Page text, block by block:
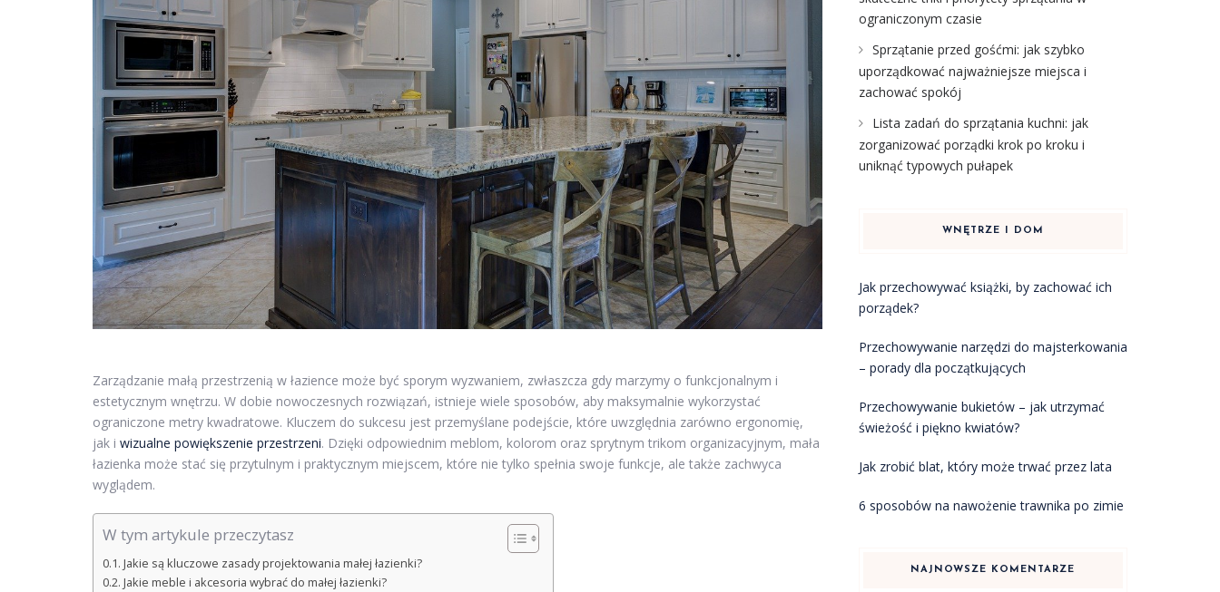
Zarządzanie małą przestrzenią w łazience może być sporym wyzwaniem, zwłaszcza gdy marzymy o funkcjonalnym i
estetycznym wnętrzu. W dobie nowoczesnych rozwiązań, istnieje wiele sposobów, aby maksymalnie wykorzystać
ograniczone metry kwadratowe. Kluczem do sukcesu jest przemyślane podejście, które uwzględnia zarówno ergonomię,
jak i wizualne powiększenie przestrzeni. Dzięki odpowiednim meblom, kolorom oraz sprytnym trikom organizacyjnym, mała
łazienka może stać się przytulnym i praktycznym miejscem, które nie tylko spełnia swoje funkcje, ale także zachwyca
wyglądem.
W tym artykule przeczytasz
Jakie są kluczowe zasady projektowania małej łazienki?
Jakie meble i akcesoria wybrać do małej łazienki?
ograniczonym czasie
Sprzątanie przed gośćmi: jak szybko
uporządkować najważniejsze miejsca i
zachować spokój
Lista zadań do sprzątania kuchni: jak
zorganizować porządki krok po kroku i
uniknąć typowych pułapek
WNĘTRZE I DOM
Jak przechowywać książki, by zachować ich
porządek?
Przechowywanie narzędzi do majsterkowania
– porady dla początkujących
Przechowywanie bukietów – jak utrzymać
świeżość i piękno kwiatów?
Jak zrobić blat, który może trwać przez lata
6 sposobów na nawożenie trawnika po zimie
NAJNOWSZE KOMENTARZE